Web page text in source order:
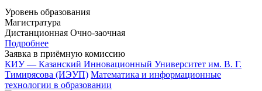
Уровень образования
Магистратура
Дистанционная Очно-заочная
Подробнее
Заявка в приёмную комиссию
КИУ — Казанский Инновационный Университет им. В. Г.
Тимирясова (ИЭУП) Математика и информационные
технологии в образовании